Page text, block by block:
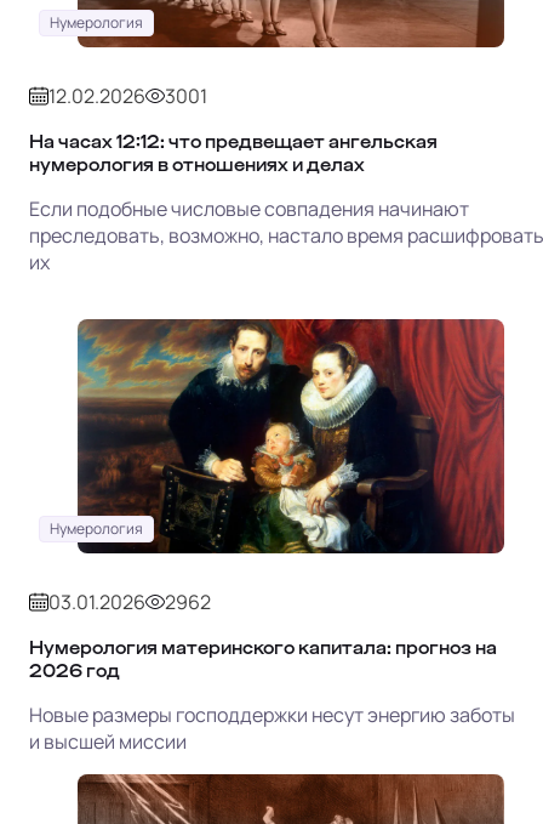
Нумерология
12.02.2026 3001
На часах 12:12: что предвещает ангельская
нумерология в отношениях и делах
Если подобные числовые совпадения начинают
преследовать, возможно, настало время расшифровать
их
Нумерология
03.01.2026 2962
Нумерология материнского капитала: прогноз на
2026 год
Новые размеры господдержки несут энергию заботы
и высшей миссии